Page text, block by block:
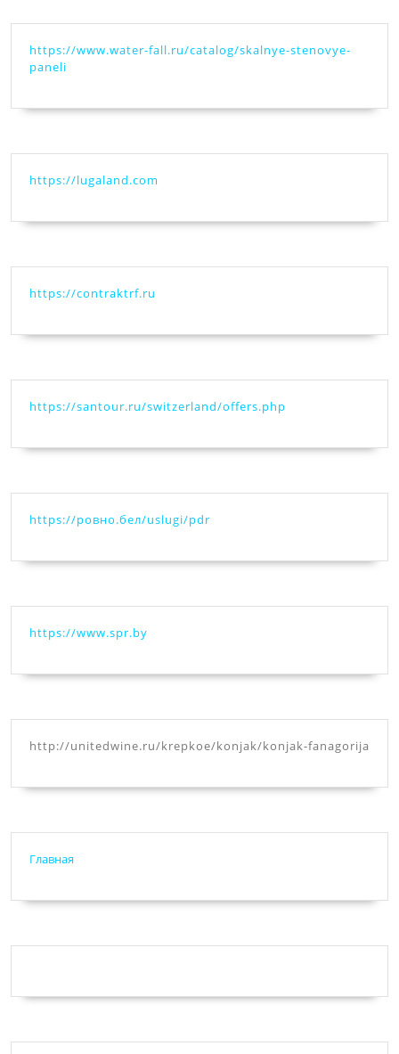
https://www.water-fall.ru/catalog/skalnye-stenovye-
paneli
https://lugaland.com
https://contraktrf.ru
https://santour.ru/switzerland/offers.php
https://ровно.бел/uslugi/pdr
https://www.spr.by
http://unitedwine.ru/krepkoe/konjak/konjak-fanagorija
Главная